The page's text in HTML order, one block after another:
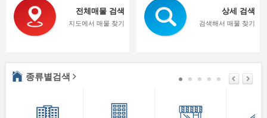
전체매물 검색
지도에서 매물 찾기
상세 검색
검색해서 매물 찾기
종류별검색